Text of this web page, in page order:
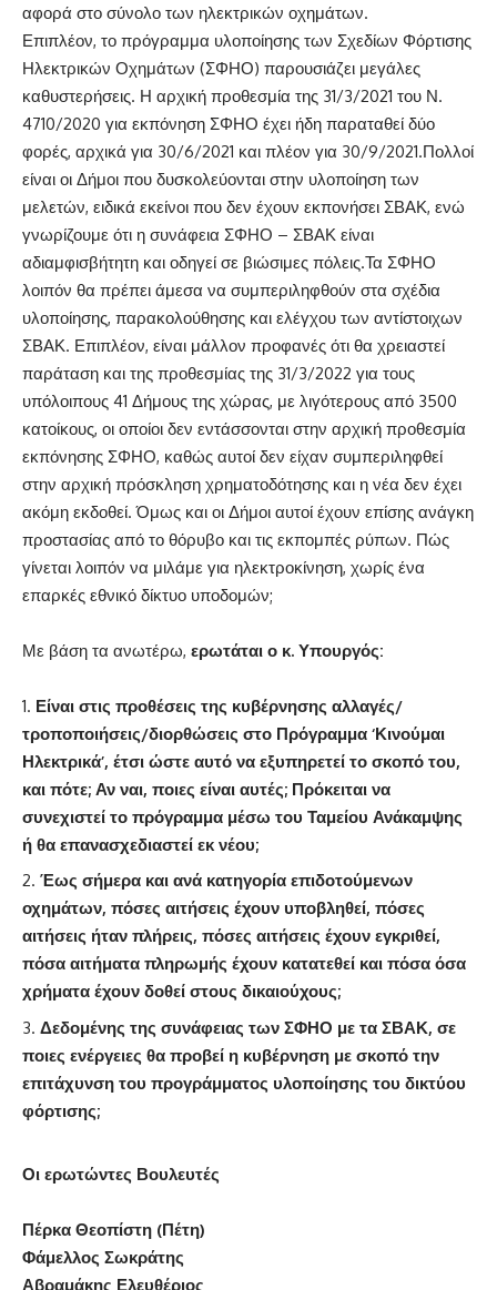
αφορά στο σύνολο των ηλεκτρικών οχημάτων.
Επιπλέον, το πρόγραμμα υλοποίησης των Σχεδίων Φόρτισης
Ηλεκτρικών Οχημάτων (ΣΦΗΟ) παρουσιάζει μεγάλες
καθυστερήσεις. Η αρχική προθεσμία της 31/3/2021 του Ν.
4710/2020 για εκπόνηση ΣΦΗΟ έχει ήδη παραταθεί δύο
φορές, αρχικά για 30/6/2021 και πλέον για 30/9/2021.Πολλοί
είναι οι Δήμοι που δυσκολεύονται στην υλοποίηση των
μελετών, ειδικά εκείνοι που δεν έχουν εκπονήσει ΣΒΑΚ, ενώ
γνωρίζουμε ότι η συνάφεια ΣΦΗΟ – ΣΒΑΚ είναι
αδιαμφισβήτητη και οδηγεί σε βιώσιμες πόλεις.Τα ΣΦΗΟ
λοιπόν θα πρέπει άμεσα να συμπεριληφθούν στα σχέδια
υλοποίησης, παρακολούθησης και ελέγχου των αντίστοιχων
ΣΒΑΚ. Επιπλέον, είναι μάλλον προφανές ότι θα χρειαστεί
παράταση και της προθεσμίας της 31/3/2022 για τους
υπόλοιπους 41 Δήμους της χώρας, με λιγότερους από 3500
κατοίκους, οι οποίοι δεν εντάσσονται στην αρχική προθεσμία
εκπόνησης ΣΦΗΟ, καθώς αυτοί δεν είχαν συμπεριληφθεί
στην αρχική πρόσκληση χρηματοδότησης και η νέα δεν έχει
ακόμη εκδοθεί. Όμως και οι Δήμοι αυτοί έχουν επίσης ανάγκη
προστασίας από το θόρυβο και τις εκπομπές ρύπων. Πώς
γίνεται λοιπόν να μιλάμε για ηλεκτροκίνηση, χωρίς ένα
επαρκές εθνικό δίκτυο υποδομών;
Με βάση τα ανωτέρω, ερωτάται ο κ. Υπουργός:
Είναι στις προθέσεις της κυβέρνησης αλλαγές/
τροποποιήσεις/διορθώσεις στο Πρόγραμμα ‘Κινούμαι
Ηλεκτρικά’, έτσι ώστε αυτό να εξυπηρετεί το σκοπό του,
και πότε; Αν ναι, ποιες είναι αυτές; Πρόκειται να
συνεχιστεί το πρόγραμμα μέσω του Ταμείου Ανάκαμψης
ή θα επανασχεδιαστεί εκ νέου;
Έως σήμερα και ανά κατηγορία επιδοτούμενων
οχημάτων, πόσες αιτήσεις έχουν υποβληθεί, πόσες
αιτήσεις ήταν πλήρεις, πόσες αιτήσεις έχουν εγκριθεί,
πόσα αιτήματα πληρωμής έχουν κατατεθεί και πόσα όσα
χρήματα έχουν δοθεί στους δικαιούχους;
Δεδομένης της συνάφειας των ΣΦΗΟ με τα ΣΒΑΚ, σε
ποιες ενέργειες θα προβεί η κυβέρνηση με σκοπό την
επιτάχυνση του προγράμματος υλοποίησης του δικτύου
φόρτισης;
Οι ερωτώντες Βουλευτές
Πέρκα Θεοπίστη (Πέτη)
Φάμελλος Σωκράτης
Αβραμάκης Ελευθέριος